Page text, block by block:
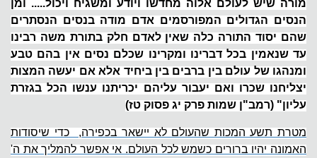
מורה שיש לעולם אלוה מחדשו ויודע ומשגיח ויכול..... ומן
הנסים הגדולים המפורסמים אדם מודה בנסים הנסתרים
שהם יסוד התורה כלה שאין לאדם חלק בתורת משה רבינו
עד שנאמין בכל דברינו ומקרינו שכלם נסים אין בהם טבע
ומנהגו של עולם בין ברבים בין ביחיד אלא אם יעשה המצות
יצליחנו שכרו ואם יעבור עליהם יכריתנו ענשו הכל בגזרת
עליון" (רמב"ן שמות פרק יג פסוק טז)
מטרת תשע המכות שהעולם לא יישאר בכפירה, כדי שיסודות
האמונה יהיו ברורים כשמש לכל העולם. אי אפשר להמליך את ה'